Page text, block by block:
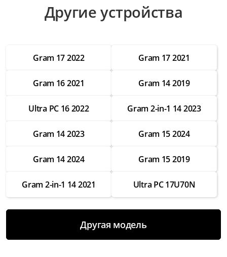
от 2 500 ₽
Настройка операционной системы
от 3 500 ₽
от 3 500 ₽
Замена SSD
Замена HDD
Другие устройства
Gram 17 2022 Gram 17 2021
Gram 16 2021 Gram 14 2019
Ultra PC 16 2022 Gram 2-in-1 14 2023
Gram 14 2023 Gram 15 2024
Gram 14 2024 Gram 15 2019
Gram 2-in-1 14 2021 Ultra PC 17U70N
Другая модель